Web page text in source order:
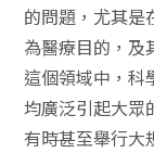
的問題，尤其是
為醫療目的，及
這個領域中，科
均廣泛引起大眾
有時甚至舉行大